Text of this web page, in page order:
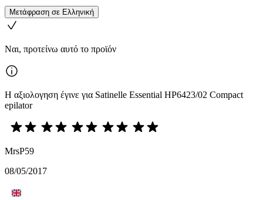
Μετάφραση σε Ελληνική
Ναι, προτείνω αυτό το προϊόν
Η αξιολογηση έγινε για Satinelle Essential HP6423/02 Compact
epilator
MrsP59
08/05/2017